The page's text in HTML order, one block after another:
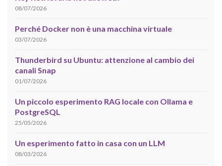
08/07/2026
Perché Docker non è una macchina virtuale
03/07/2026
Thunderbird su Ubuntu: attenzione al cambio dei
canali Snap
01/07/2026
Un piccolo esperimento RAG locale con Ollama e
PostgreSQL
25/05/2026
Un esperimento fatto in casa con un LLM
08/03/2026